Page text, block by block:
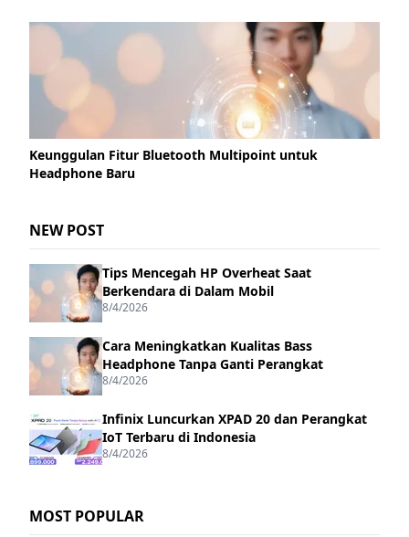
Keunggulan Fitur Bluetooth Multipoint untuk
Headphone Baru
NEW POST
Tips Mencegah HP Overheat Saat
Berkendara di Dalam Mobil
8/4/2026
Cara Meningkatkan Kualitas Bass
Headphone Tanpa Ganti Perangkat
8/4/2026
Infinix Luncurkan XPAD 20 dan Perangkat
IoT Terbaru di Indonesia
8/4/2026
MOST POPULAR